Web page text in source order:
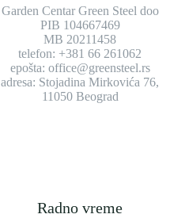
Garden Centar Green Steel doo
PIB 104667469
MB 20211458
telefon: +381 66 261062
epošta: office@greensteel.rs
adresa: Stojadina Mirkovića 76,
11050 Beograd
Radno vreme